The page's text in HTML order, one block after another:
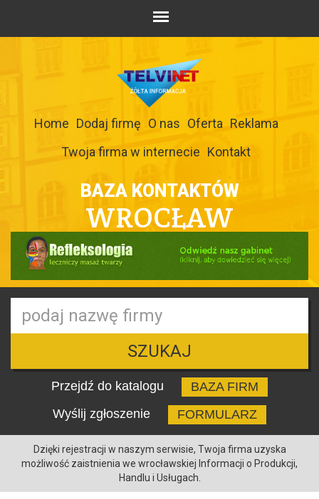
Home Dodaj firmę O nas Oferta Reklama
Twoja firma w internecie Kontakt
BAZA KONTAKTÓW
WROCŁAW
SZUKAJ
Przejdź do katalogu
BAZA FIRM
Wyślij zgłoszenie
FORMULARZ
Dzięki rejestracji w naszym serwisie, Twoja firma uzyska
możliwość zaistnienia we wrocławskiej Informacji o Produkcji,
Handlu i Usługach.